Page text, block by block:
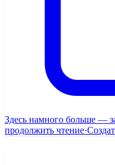
Здесь намного больше —
продолжить чтение·